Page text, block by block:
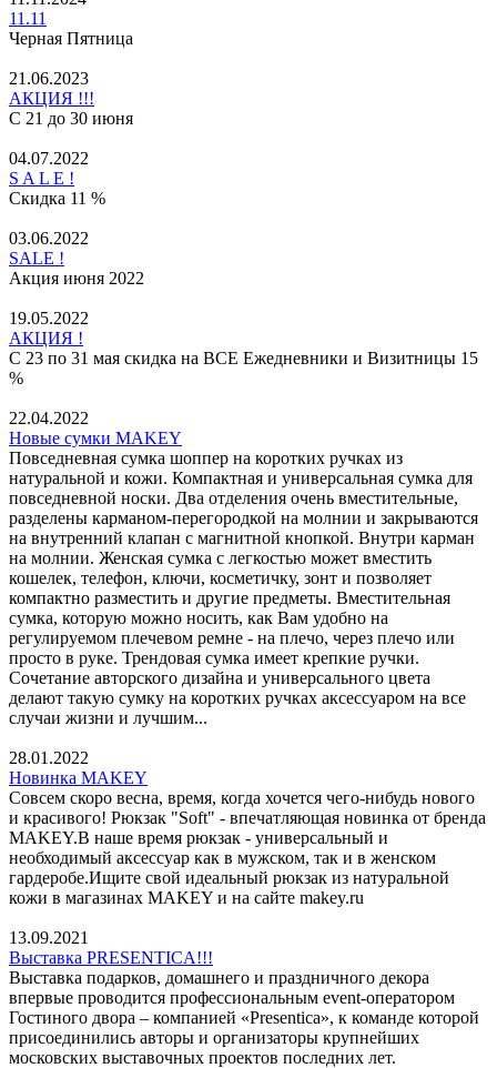
11.11
Черная Пятница
21.06.2023
АКЦИЯ !!!
С 21 до 30 июня
04.07.2022
S A L E !
Скидка 11 %
03.06.2022
SALE !
Акция июня 2022
19.05.2022
АКЦИЯ !
С 23 по 31 мая скидка на ВСЕ Ежедневники и Визитницы 15
%
22.04.2022
Новые сумки MAKEY
Повседневная сумка шоппер на коротких ручках из
натуральной и кожи. Компактная и универсальная сумка для
повседневной носки. Два отделения очень вместительные,
разделены карманом-перегородкой на молнии и закрываются
на внутренний клапан с магнитной кнопкой. Внутри карман
на молнии. Женская сумка с легкостью может вместить
кошелек, телефон, ключи, косметичку, зонт и позволяет
компактно разместить и другие предметы. Вместительная
сумка, которую можно носить, как Вам удобно на
регулируемом плечевом ремне - на плечо, через плечо или
просто в руке. Трендовая сумка имеет крепкие ручки.
Сочетание авторского дизайна и универсального цвета
делают такую сумку на коротких ручках аксессуаром на все
случаи жизни и лучшим...
28.01.2022
Новинка MAKEY
Совсем скоро весна, время, когда хочется чего-нибудь нового
и красивого! Рюкзак "Soft" - впечатляющая новинка от бренда
MAKEY.В наше время рюкзак - универсальный и
необходимый аксессуар как в мужском, так и в женском
гардеробе.Ищите свой идеальный рюкзак из натуральной
кожи в магазинах MAKEY и на сайте makey.ru
13.09.2021
Выставка PRESENTICA!!!
Выставка подарков, домашнего и праздничного декора
впервые проводится профессиональным event-оператором
Гостиного двора – компанией «Presentica», к команде которой
присоединились авторы и организаторы крупнейших
московских выставочных проектов последних лет.